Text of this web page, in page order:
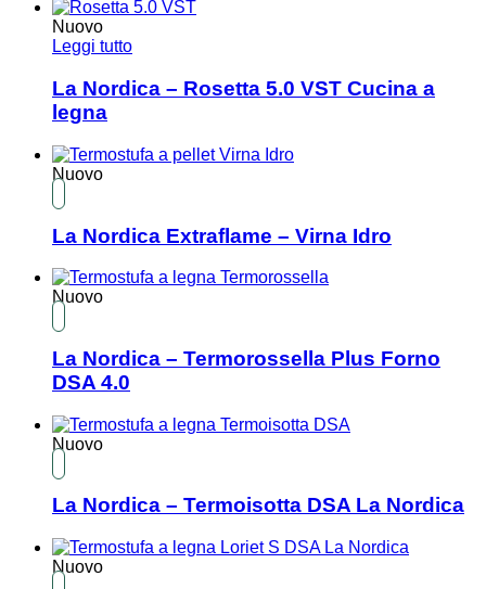
Nuovo
Leggi tutto
La Nordica – Rosetta 5.0 VST Cucina a
legna
Nuovo
La Nordica Extraflame – Virna Idro
Nuovo
La Nordica – Termorossella Plus Forno
DSA 4.0
Nuovo
La Nordica – Termoisotta DSA La Nordica
Nuovo